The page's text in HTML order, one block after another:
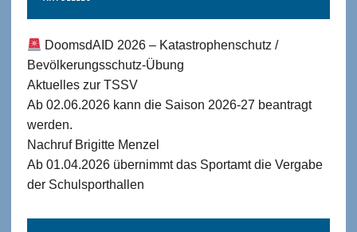
DoomsdAID 2026 – Katastrophenschutz /
Bevölkerungsschutz-Übung
Aktuelles zur TSSV
Ab 02.06.2026 kann die Saison 2026-27 beantragt
werden.
Nachruf Brigitte Menzel
Ab 01.04.2026 übernimmt das Sportamt die Vergabe
der Schulsporthallen